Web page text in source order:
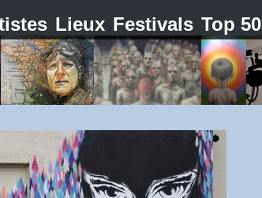
Lieux Festivals Top 50